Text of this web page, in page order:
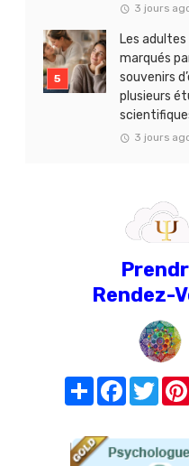
3 jours
Les
marqués
souvenirs
plusieurs
3 jours
Rendez-
Share Facebook